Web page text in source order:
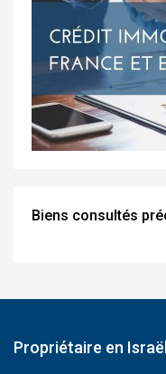
Biens consultés
Propriétaire en